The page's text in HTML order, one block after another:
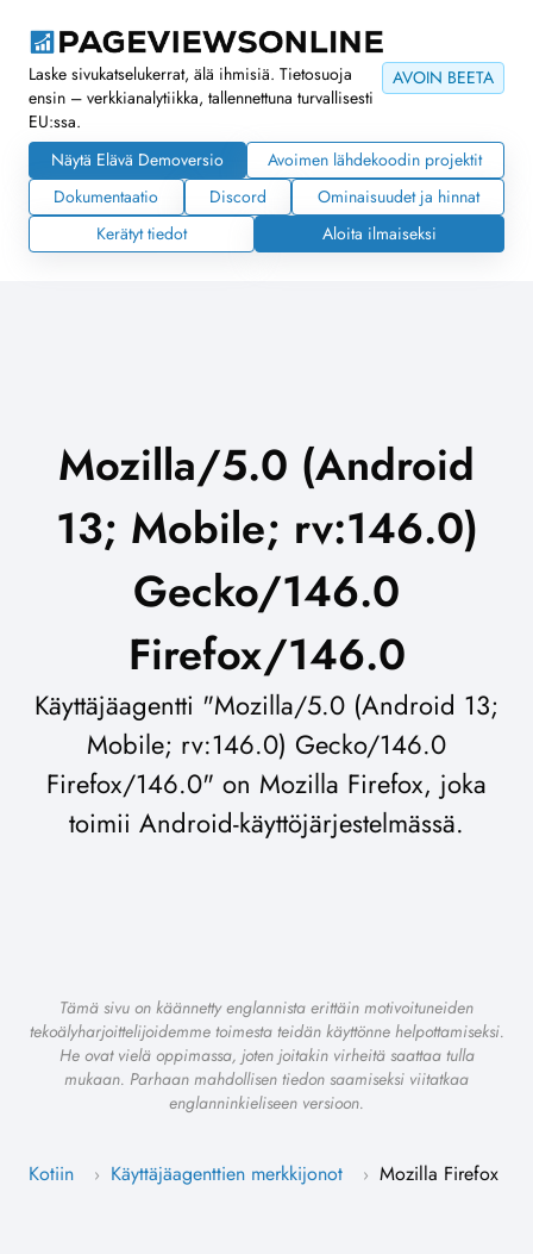
AVOIN BEETA
Laske sivukatselukerrat, älä ihmisiä. Tietosuoja
ensin – verkkianalytiikka, tallennettuna turvallisesti
EU:ssa.
Näytä Elävä Demoversio
Avoimen lähdekoodin projektit
Dokumentaatio
Discord
Ominaisuudet ja hinnat
Kerätyt tiedot
Aloita ilmaiseksi
Mozilla/5.0 (Android
13; Mobile; rv:146.0)
Gecko/146.0
Firefox/146.0
Käyttäjäagentti "Mozilla/5.0 (Android 13;
Mobile; rv:146.0) Gecko/146.0
Firefox/146.0" on Mozilla Firefox, joka
toimii Android-käyttöjärjestelmässä.
Tämä sivu on käännetty englannista erittäin motivoituneiden
tekoälyharjoittelijoidemme toimesta teidän käyttönne helpottamiseksi.
He ovat vielä oppimassa, joten joitakin virheitä saattaa tulla
mukaan. Parhaan mahdollisen tiedon saamiseksi viitatkaa
englanninkieliseen versioon.
Kotiin › Käyttäjäagenttien merkkijonot › Mozilla Firefox